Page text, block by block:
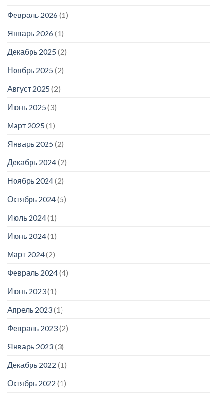
Февраль 2026(1)
Январь 2026(1)
Декабрь 2025 (2)
Ноябрь 2025 (2)
Август 2025 (2)
Июнь 2025 (3)
Март 2025 (1)
Январь 2025 (2)
Декабрь 2024(2)
Ноябрь 2024(2)
Октябрь 2024(5)
Июль 2024(1)
Июнь 2024(1)
Март 2024(2)
Февраль 2024(4)
Июнь 2023(1)
Апрель 2023(1)
Февраль 2023(2)
Январь 2023(3)
Декабрь 2022 (1)
Октябрь 2022 (1)